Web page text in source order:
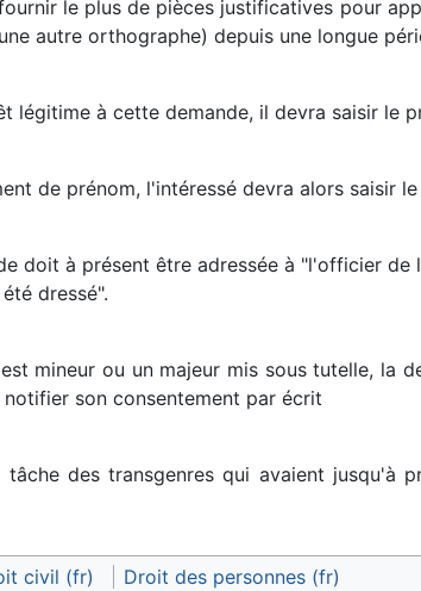
le plus de pièces justificatives pour
autre orthographe) depuis une longue
légitime à cette demande, il devra saisir le
de prénom, l'intéressé devra alors saisir
doit à présent être adressée à "l'officier
dressé".
mineur ou un majeur mis sous tutelle, la
son consentement par écrit
des transgenres qui avaient jusqu'à
civil (fr) Droit des personnes (fr)